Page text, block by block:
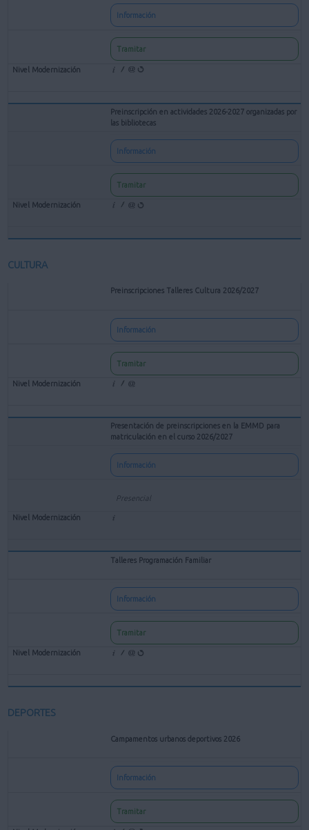
Información
Tramitar
Preinscripción en actividades 2026-2027 organizadas por
las bibliotecas
Información
Tramitar
CULTURA
Preinscripciones Talleres Cultura 2026/2027
Información
Tramitar
Presentación de preinscripciones en la EMMD para
matriculación en el curso 2026/2027
Información
Presencial
Talleres Programación Familiar
Información
Tramitar
DEPORTES
Campamentos urbanos deportivos 2026
Información
Tramitar